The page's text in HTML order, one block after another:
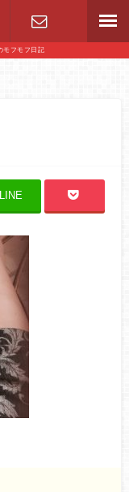
フモフ日記
お問い合わ
LINE